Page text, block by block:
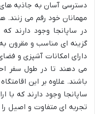
دسترسی آسان به جاذبه
مهمانان خود رقم می زنند.
در ساپانجا وجود دارند
گزینه ای مناسب و مقرون
دارای امکانات آشپزی و
می دهند تا در طول سفر
باشند. علاوه بر این
ساپانجا وجود دارند که با
تجربه ای متفاوت و اصیل را